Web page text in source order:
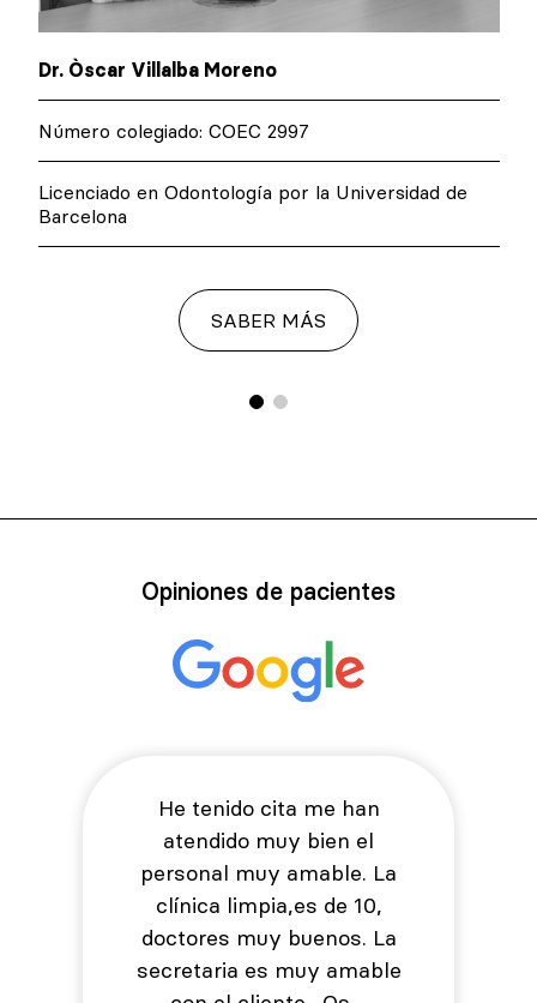
Dr. Òscar Villalba Moreno
Número colegiado: COEC 2997
Licenciado en Odontología por la Universidad de
Barcelona
SABER MÁS
Opiniones de pacientes
He tenido cita me han
atendido muy bien el
personal muy amable. La
clínica limpia,es de 10,
doctores muy buenos. La
secretaria es muy amable